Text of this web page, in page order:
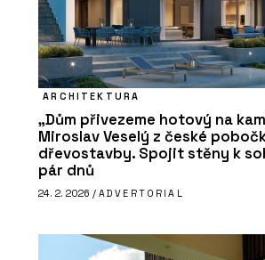
ARCHITEKTURA
„Dům přivezeme hotový na
Miroslav Veselý z české
dřevostavby. Spojit stěny k
pár dnů
24. 2. 2026 / ADVERTORIAL